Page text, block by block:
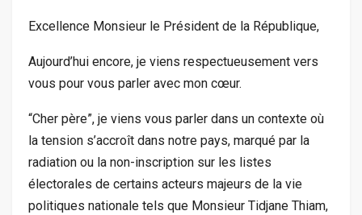
Excellence Monsieur le Président de la République,
Aujourd’hui encore, je viens respectueusement vers
vous pour vous parler avec mon cœur.
“Cher père”, je viens vous parler dans un contexte où
la tension s’accroît dans notre pays, marqué par la
radiation ou la non-inscription sur les listes
électorales de certains acteurs majeurs de la vie
politiques nationale tels que Monsieur Tidjane Thiam,